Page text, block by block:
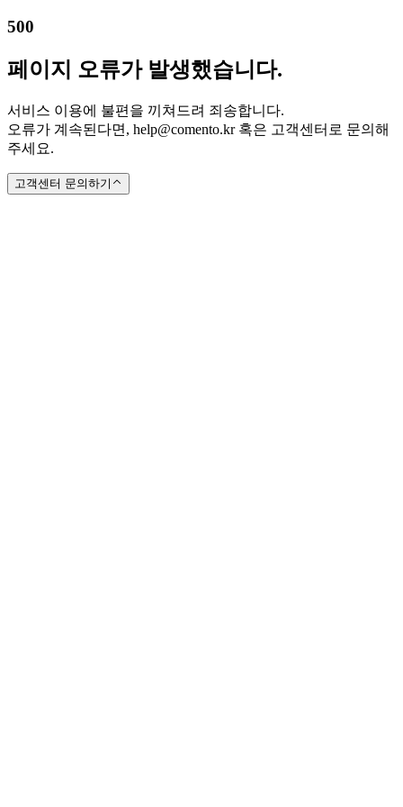
500
페이지 오류가 발생했습니다.
서비스 이용에 불편을 끼쳐드려 죄송합니다.
오류가 계속된다면, help@comento.kr 혹은 고객센터로 문의해
주세요.
고객센터 문의하기